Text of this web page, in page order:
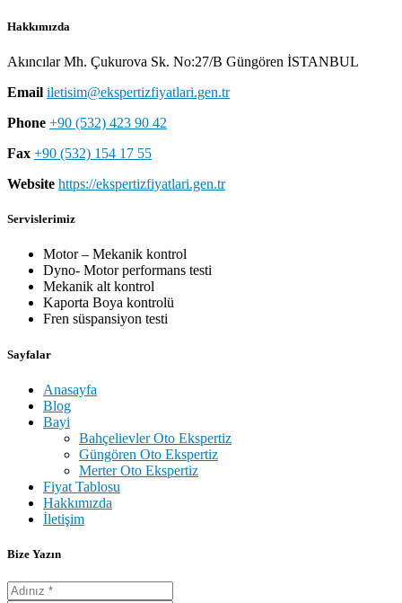
Hakkımızda
Akıncılar Mh. Çukurova Sk. No:27/B Güngören İSTANBUL
Email iletisim@ekspertizfiyatlari.gen.tr
Phone +90 (532) 423 90 42
Fax +90 (532) 154 17 55
Website https://ekspertizfiyatlari.gen.tr
Servislerimiz
Motor – Mekanik kontrol
Dyno- Motor performans testi
Mekanik alt kontrol
Kaporta Boya kontrolü
Fren süspansiyon testi
Sayfalar
Anasayfa
Blog
Bayi
Bahçelievler Oto Ekspertiz
Güngören Oto Ekspertiz
Merter Oto Ekspertiz
Fiyat Tablosu
Hakkımızda
İletişim
Bize Yazın